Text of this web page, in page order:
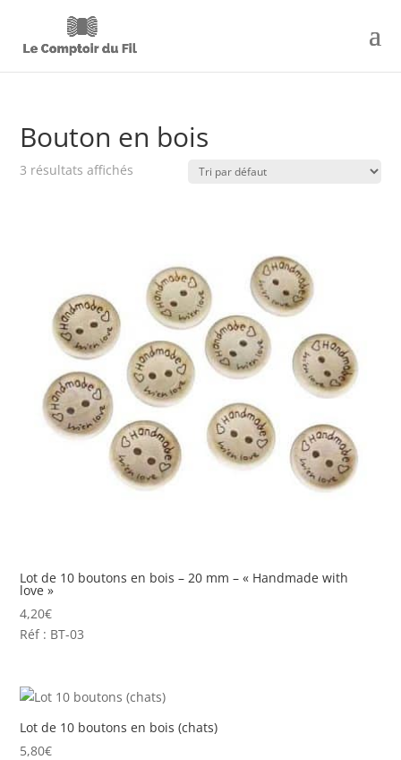
Bouton en bois
3 résultats affichés
Lot de 10 boutons en bois – 20 mm – « Handmade with
love »
4,20€
Réf : BT-03
Lot de 10 boutons en bois (chats)
5,80€